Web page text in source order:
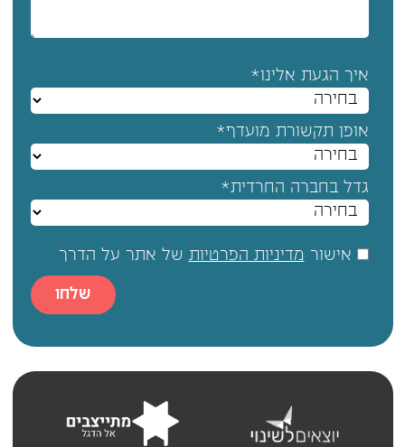
איך הגעת אלינו*
אופן תקשורת מועדף*
גדל בחברה החרדית*
אישור מדיניות הפרטיות של אתר על הדרך